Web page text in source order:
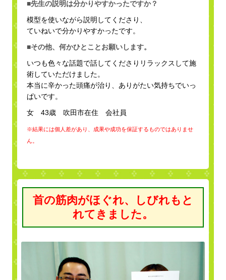
■先生の説明は分かりやすかったですか？
模型を使いながら説明してくださり、
ていねいで分かりやすかったです。
■その他、何かひとことお願いします。
いつも色々な話題で話してくださりリラックスして施
術していただけました。
本当に辛かった頭痛が治り、ありがたい気持ちでいっ
ぱいです。
女 43歳 吹田市在住 会社員
※結果には個人差があり、成果や成功を保証するものではありませ
ん。
首の筋肉がほぐれ、しびれもと
れてきました。